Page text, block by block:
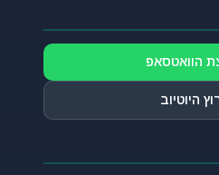
הוואטסאפ
היוטיוב